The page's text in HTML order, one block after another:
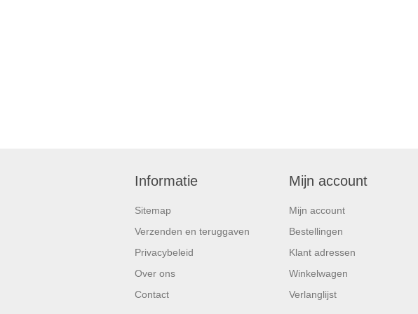
Informatie
Sitemap
Verzenden en teruggaven
Privacybeleid
Over ons
Contact
Mijn account
Mijn account
Bestellingen
Klant adressen
Winkelwagen
Verlanglijst